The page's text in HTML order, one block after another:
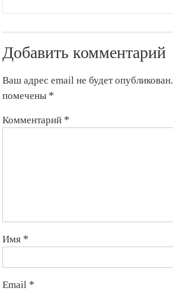
Добавить комментарий
Ваш адрес email не будет опубликован.
помечены *
Комментарий *
Имя *
Email *